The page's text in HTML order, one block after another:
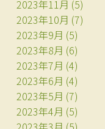
2023年11月 (5)
2023年10月 (7)
2023年9月 (5)
2023年8月 (6)
2023年7月 (4)
2023年6月 (4)
2023年5月 (7)
2023年4月 (5)